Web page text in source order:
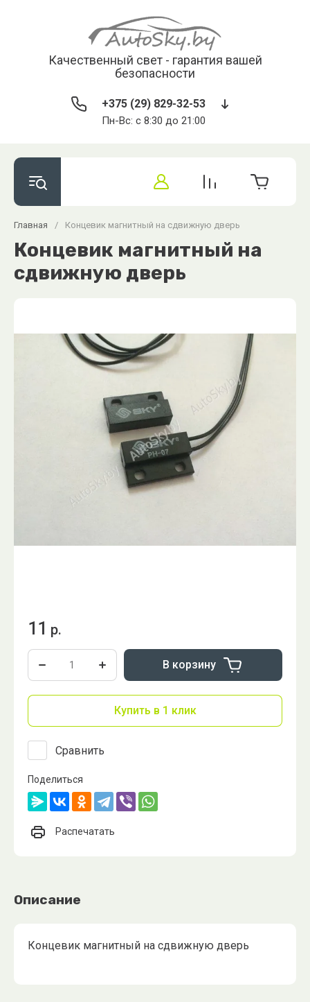
Качественный свет - гарантия вашей
безопасности
+375 (29) 829-32-53
Пн-Вс: с 8:30 до 21:00
Главная / Концевик магнитный на сдвижную дверь
Концевик магнитный на
сдвижную дверь
11 р.
В корзину
Купить в 1 клик
Сравнить
Поделиться
Распечатать
Описание
Концевик магнитный на сдвижную дверь